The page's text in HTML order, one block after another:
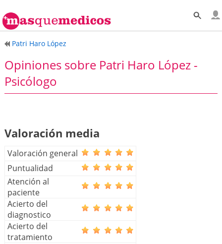
Patri Haro López
Opiniones sobre Patri Haro López -
Psicólogo
Valoración media
Valoración general
Puntualidad
Atención al
paciente
Acierto del
diagnostico
Acierto del
tratamiento